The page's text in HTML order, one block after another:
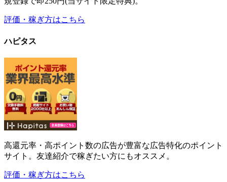
高還元率・高ポイント数の広告が豊富な広告特化のポイント
サイト。友達紹介で稼ぎたい方にもオススメ。
評価・稼ぎ方はこちら
その他
その他のサイトの